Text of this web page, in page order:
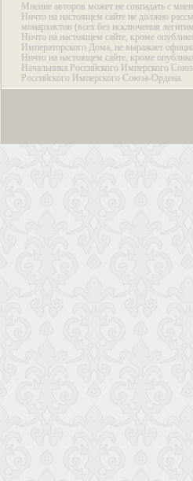
Мнение авторов может не совпадать с
Ничто на настоящем сайте не должно
монархистов (всех без исключения
Ничто на настоящем сайте, кроме
Императорского Дома, не выражает
Ничто на настоящем сайте, кроме
Начальника Российского Имперского
Российского Имперского Союза-Ордена.